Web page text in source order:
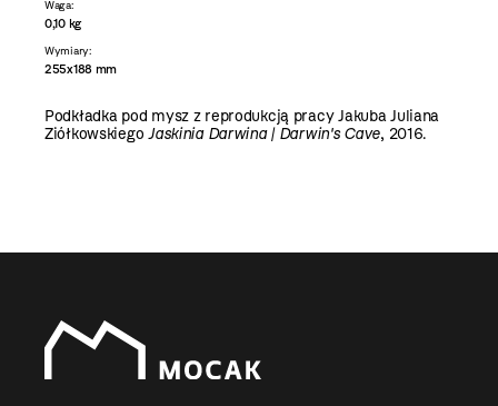
Waga:
0,10 kg
Wymiary:
255x188 mm
Podkładka pod mysz z reprodukcją pracy Jakuba Juliana
ZiółkowskiegoJaskinia Darwina | Darwin's Cave, 2016.